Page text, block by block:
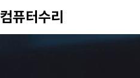
컴퓨터수리